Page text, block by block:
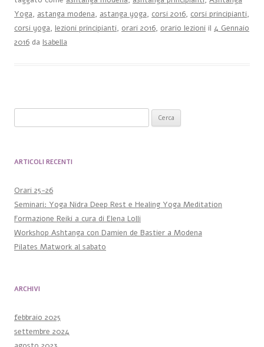
Yoga, astanga modena, astanga yoga, corsi 2016, corsi principianti,
corsi yoga, lezioni principianti, orari 2016, orario lezioni il 4 Gennaio
2016 da Isabella
ARTICOLI RECENTI
Orari 25-26
Seminari: Yoga Nidra Deep Rest e Healing Yoga Meditation
Formazione Reiki a cura di Elena Lolli
Workshop Ashtanga con Damien de Bastier a Modena
Pilates Matwork al sabato
ARCHIVI
febbraio 2025
settembre 2024